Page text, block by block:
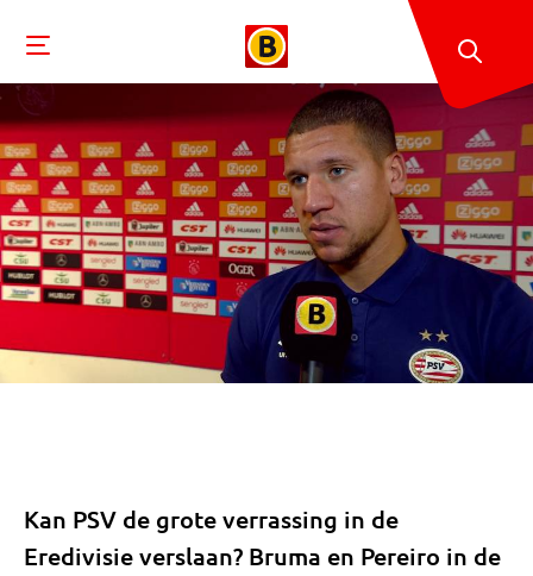
Kan PSV de grote verrassing in de
Eredivisie verslaan? Bruma en Pereiro in de